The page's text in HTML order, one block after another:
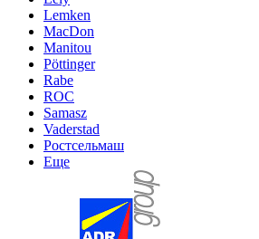
Lemken
MacDon
Manitou
Pöttinger
Rabe
ROC
Samasz
Vaderstad
Ростсельмаш
Еще